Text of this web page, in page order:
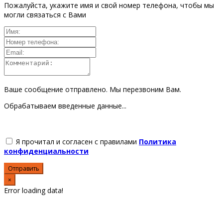
Пожалуйста, укажите имя и свой номер телефона, чтобы мы
могли связаться с Вами
Ваше сообщение отправлено. Мы перезвоним Вам.
Обрабатываем введенные данные...
Я прочитал и согласен с правилами Политика
конфиденциальности
Отправить
×
Error loading data!